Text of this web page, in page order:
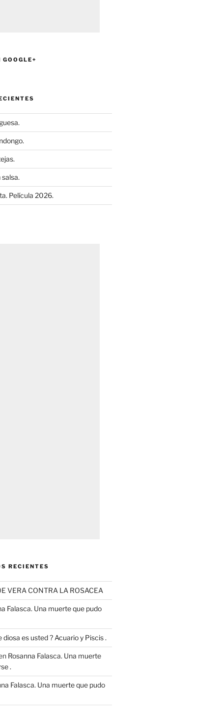
GOOGLE+
Película 2026.
RECIENTES
VERA CONTRA LA ROSACEA
Falasca. Una muerte que pudo
diosa es usted ? Acuario y Piscis .
Rosanna Falasca. Una muerte
.
Falasca. Una muerte que pudo